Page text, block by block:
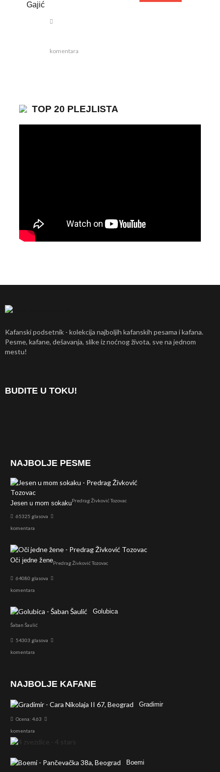
Gajić
komentara
TOP 20 PLEJLISTA
Kafanski podsetnik - kolekcija najboljih kafanskih pesama i kafana.
Pesme, kafane, dešavanja, slike iz noćnog života, sve na jednom
mestu!
BUDITE U TOKU!
NAJBOLJE PESME
Jesen u mom sokakuPredrag Živković Tozovac
65325 glasova
komentara
Oči jedne ženePredrag Živković Tozovac
64080 glasova
komentara
Golubica
Šaban Šaulić
54303 glasova
komentara
NAJBOLJE KAFANE
Gradimir
Ocena: 4.63
komentara
Boemi